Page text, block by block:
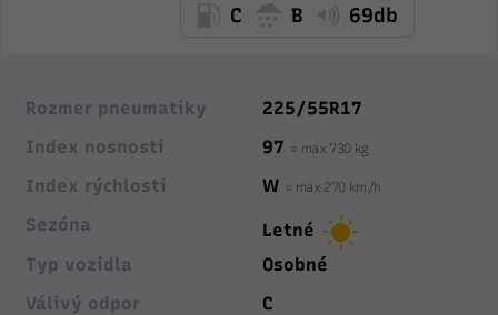
C B 69db
Rozmer pneumatiky
225/55R17
Index nosnosti
97 = max 730 kg
Index rýchlosti W = max 270 km/h
Sezóna
Letné
Typ vozidla
Osobné
Válivý odpor
C